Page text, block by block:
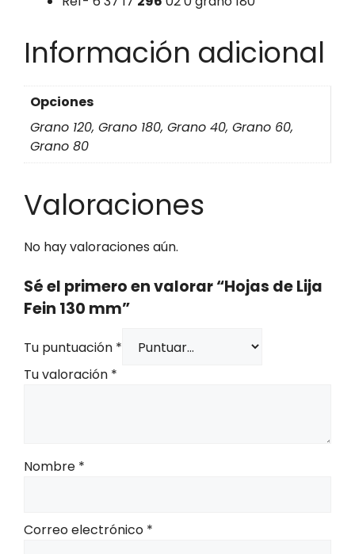
Información adicional
Opciones
Grano 120, Grano 180, Grano 40, Grano 60,
Grano 80
Valoraciones
No hay valoraciones aún.
Sé el primero en valorar “Hojas de Lija
Fein 130 mm”
Tu puntuación *
Tu valoración *
Nombre *
Correo electrónico *